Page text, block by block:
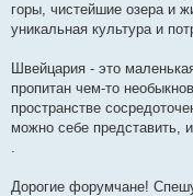
л
е
я
горы, чистейшие озера и
уникальная культура и
Швейцария - это
пропитан чем-то
пространстве
можно себе представить,
.
Дорогие форумчане!